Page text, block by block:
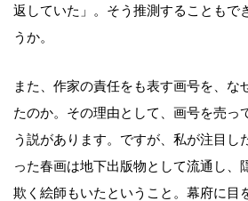
返していた」。そう推測することもで
うか。
また、作家の責任をも表す画号を、な
たのか。その理由として、画号を売っ
う説があります。ですが、私が注目し
った春画は地下出版物として流通し、
欺く絵師もいたということ。幕府に目